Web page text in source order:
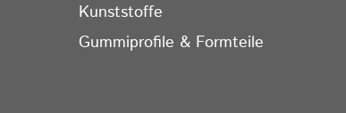
Kunststoffe
Gummiprofile & Formteile